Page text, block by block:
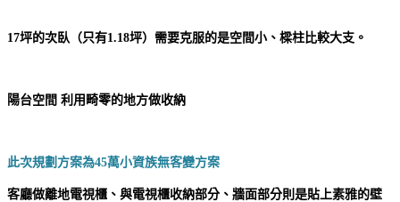
17坪的次臥（只有1.18坪） 需要克服的是空間小、樑柱比較大支。
陽台空間 利用畸零的地方做收納
此次規劃方案為45萬小資族無客變方案
客廳做離地電視櫃、與電視櫃收納部分、牆面部分則是貼上素雅的壁